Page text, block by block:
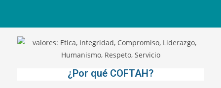
¿Por qué COFTAH?